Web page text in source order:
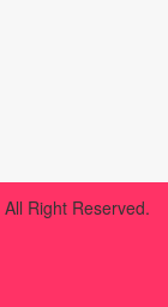
Right Reserved.